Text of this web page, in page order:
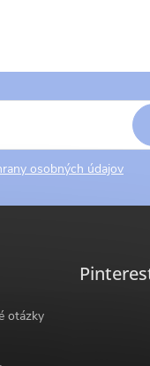
osobných údajov
otázky